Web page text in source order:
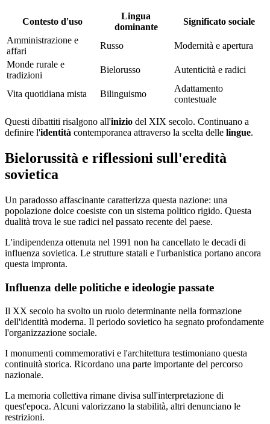
Contesto d'uso
Lingua
dominante
Significato sociale
Amministrazione e
affari
Russo
Modernità e apertura
Monde rurale e
tradizioni
Bielorusso Autenticità e radici
Vita quotidiana mista Bilinguismo
Adattamento
contestuale
Questi dibattiti risalgono all'inizio del XIX secolo. Continuano a
definire l'identità contemporanea attraverso la scelta delle lingue.
Bielorussità e riflessioni sull'eredità
sovietica
Un paradosso affascinante caratterizza questa nazione: una
popolazione dolce coesiste con un sistema politico rigido. Questa
dualità trova le sue radici nel passato recente del paese.
L'indipendenza ottenuta nel 1991 non ha cancellato le decadi di
influenza sovietica. Le strutture statali e l'urbanistica portano ancora
questa impronta.
Influenza delle politiche e ideologie passate
Il XX secolo ha svolto un ruolo determinante nella formazione
dell'identità moderna. Il periodo sovietico ha segnato profondamente
l'organizzazione sociale.
I monumenti commemorativi e l'architettura testimoniano questa
continuità storica. Ricordano una parte importante del percorso
nazionale.
La memoria collettiva rimane divisa sull'interpretazione di
quest'epoca. Alcuni valorizzano la stabilità, altri denunciano le
restrizioni.